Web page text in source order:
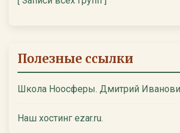
Полезные ссылки
Школа Ноосферы. Дмитрий
Наш хостинг ezar.ru.